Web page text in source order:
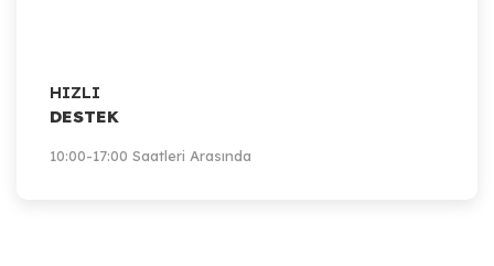
HIZLI
DESTEK
10:00-17:00 Saatleri Arasında